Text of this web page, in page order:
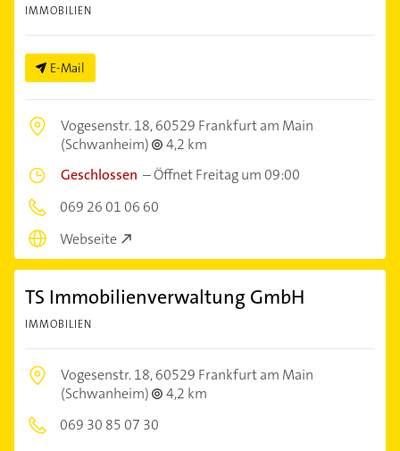
IMMOBILIEN
E-Mail
Vogesenstr. 18,60529 Frankfurt am Main
(Schwanheim)
4,2 km
Geschlossen –Öffnet Freitag um 09:00
069 26 01 06 60
Webseite
TS Immobilienverwaltung GmbH
IMMOBILIEN
Vogesenstr. 18,60529 Frankfurt am Main
(Schwanheim)
4,2 km
069 30 85 07 30